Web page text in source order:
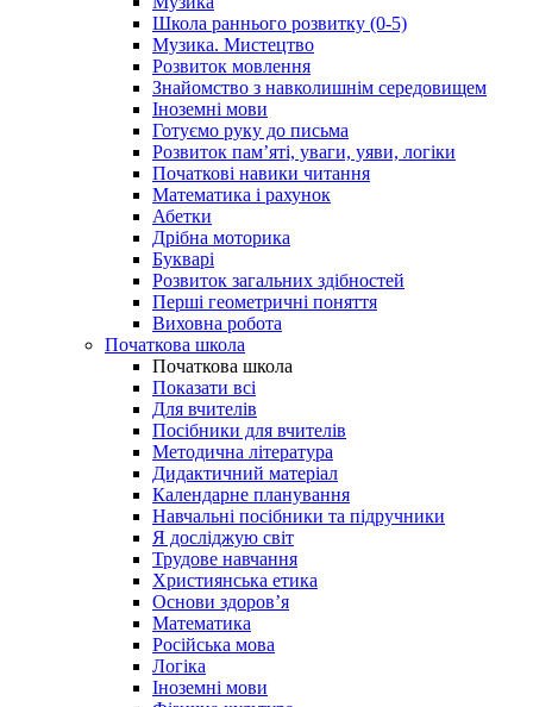
Школа раннього розвитку (0-5)
Музика. Мистецтво
Розвиток мовлення
Знайомство з навколишнім середовищем
Іноземні мови
Готуємо руку до письма
Розвиток пам’яті, уваги, уяви, логіки
Початкові навики читання
Математика і рахунок
Абетки
Дрібна моторика
Букварі
Розвиток загальних здібностей
Перші геометричні поняття
Виховна робота
Початкова школа
Початкова школа
Показати всі
Для вчителів
Посібники для вчителів
Методична література
Дидактичний матеріал
Календарне планування
Навчальні посібники та підручники
Я досліджую світ
Трудове навчання
Християнська етика
Основи здоров’я
Математика
Російська мова
Логіка
Іноземні мови